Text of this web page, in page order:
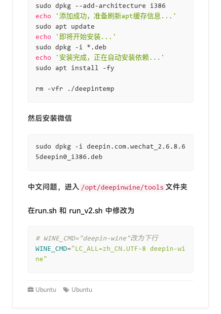
echo
'添加成功，准备刷新apt缓存信息...'
echo
'即将开始安装...'
echo
'安装完成，正在自动安装依赖...'
sudo apt install -fy
然后安装微信
sudo dpkg -i deepin.com.wechat_2.6.8.6
中文问题，进入 /opt/deepinwine/tools 文件夹
在run.sh 和 run_v2.sh 中修改为
# WINE_CMD="deepin-wine"改为下行
WINE_CMD="LC_ALL=zh_CN.UTF-8 deepin-wi
ne"
Ubuntu Ubuntu